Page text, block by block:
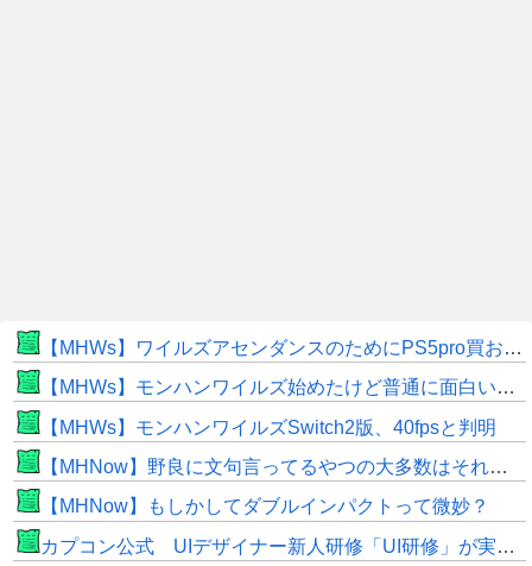
【MHWs】ワイルズアセンダンスのためにPS5pro買おうとしたら転売価格ばかりじゃねーか
【MHWs】モンハンワイルズ始めたけど普通に面白いじゃん
【MHWs】モンハンワイルズSwitch2版、40fpsと判明
【MHNow】野良に文句言ってるやつの大多数はそれしてないだけの雑魚だから聞く耳持つだけムダよ
【MHNow】もしかしてダブルインパクトって微妙？
カプコン公式 UIデザイナー新人研修「UI研修」が実装まで進みました！